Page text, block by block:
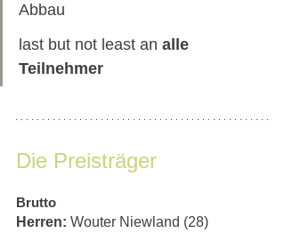
Abbau
last but not least an alle
Teilnehmer
Die Preisträger
Brutto
Herren: Wouter Niewland (28)